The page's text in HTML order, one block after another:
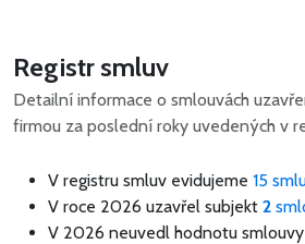
Registr smluv
Detailní informace o smlouvách
firmou za poslední roky uvedených v
V registru smluv evidujeme 15
V roce 2026 uzavřel subjekt 2
V 2026 neuvedl hodnotu